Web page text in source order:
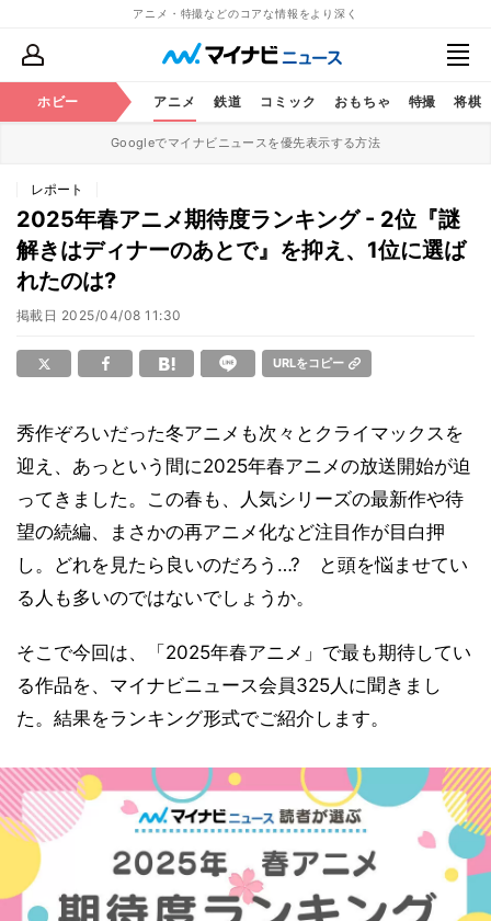
アニメ・特撮などのコアな情報をより深く
ホビー アニメ 鉄道 コミック おもちゃ 特撮 将棋
Googleでマイナビニュースを優先表示する方法
レポート
2025年春アニメ期待度ランキング - 2位『謎
解きはディナーのあとで』を抑え、1位に選ば
れたのは?
掲載日 2025/04/08 11:30
URLをコピー
秀作ぞろいだった冬アニメも次々とクライマックスを
迎え、あっという間に2025年春アニメの放送開始が迫
ってきました。この春も、人気シリーズの最新作や待
望の続編、まさかの再アニメ化など注目作が目白押
し。どれを見たら良いのだろう…? と頭を悩ませてい
る人も多いのではないでしょうか。
そこで今回は、「2025年春アニメ」で最も期待してい
る作品を、マイナビニュース会員325人に聞きまし
た。結果をランキング形式でご紹介します。